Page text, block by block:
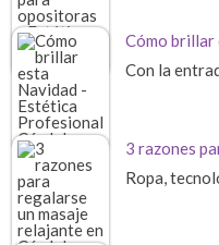
Cómo brillar
Con la
3 razones
Ropa,